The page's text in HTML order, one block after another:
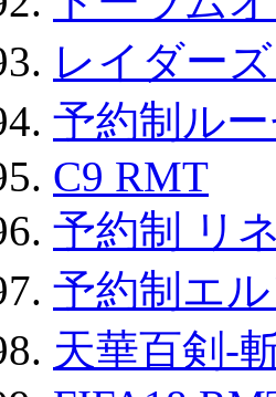
レイダー
予約制ル
C9 RMT
予約制 リ
予約制エ
天華百剣-